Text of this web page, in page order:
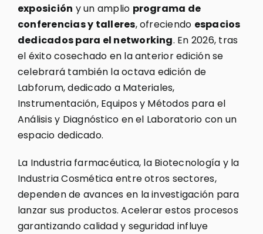
exposición y un amplio programa de
conferencias y talleres, ofreciendo espacios
dedicados para el networking. En 2026, tras
el éxito cosechado en la anterior edición se
celebrará también la octava edición de
Labforum, dedicado a Materiales,
Instrumentación, Equipos y Métodos para el
Análisis y Diagnóstico en el Laboratorio con un
espacio dedicado.
La Industria farmacéutica, la Biotecnología y la
Industria Cosmética entre otros sectores,
dependen de avances en la investigación para
lanzar sus productos. Acelerar estos procesos
garantizando calidad y seguridad influye